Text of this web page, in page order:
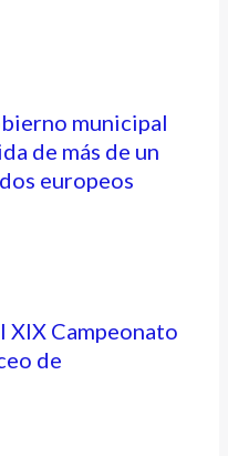
municipal
de más de un
europeos
XIX Campeonato
de